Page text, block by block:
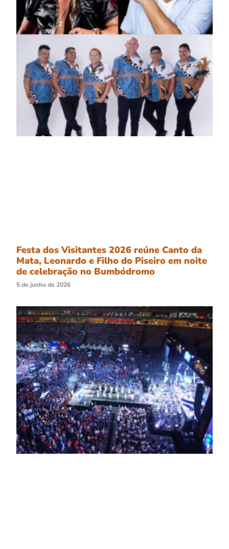
Festa dos Visitantes 2026 reúne Canto da
Mata, Leonardo e Filho do Piseiro em noite
de celebração no Bumbódromo
5 de junho de 2026